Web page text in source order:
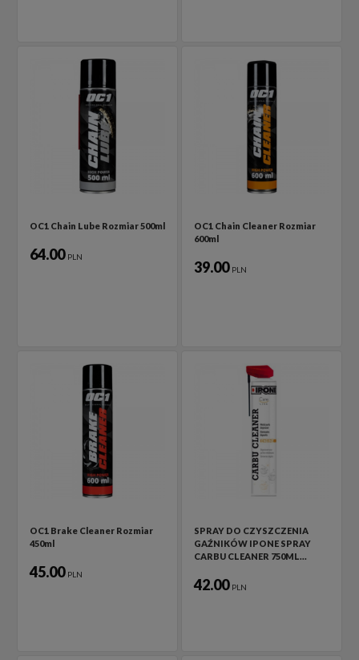
OC1 Chain Lube Rozmiar 500ml
64.00 PLN
OC1 Chain Cleaner Rozmiar
600ml
39.00 PLN
OC1 Brake Cleaner Rozmiar
450ml
45.00 PLN
SPRAY DO CZYSZCZENIA
GAŹNIKÓW IPONE SPRAY
CARBU CLEANER 750ML…
42.00 PLN